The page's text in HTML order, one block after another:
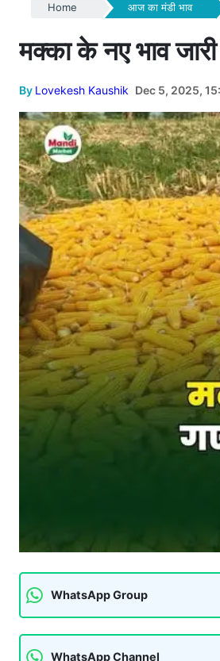
Home आज का मंडी भाव
मक्का के नए भाव
By Lovekesh Kaushik Dec 5, 2025,
WhatsApp Group
WhatsApp Channel